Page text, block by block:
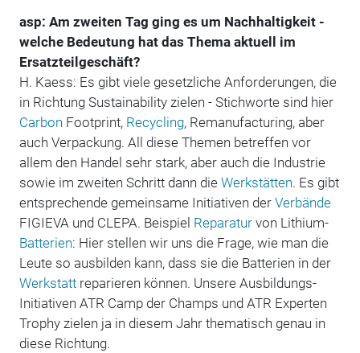
asp: Am zweiten Tag ging es um Nachhaltigkeit -
welche Bedeutung hat das Thema aktuell im
Ersatzteilgeschäft?
H. Kaess: Es gibt viele gesetzliche Anforderungen, die
in Richtung Sustainability zielen - Stichworte sind hier
Carbon Footprint, Recycling, Remanufacturing, aber
auch Verpackung. All diese Themen betreffen vor
allem den Handel sehr stark, aber auch die Industrie
sowie im zweiten Schritt dann die Werkstätten. Es gibt
entsprechende gemeinsame Initiativen der Verbände
FIGIEVA und CLEPA. Beispiel Reparaturvon Lithium-
Batterien: Hier stellen wir uns die Frage, wie man die
Leute so ausbilden kann, dass sie die Batterien in der
Werkstattreparieren können. Unsere Ausbildungs-
Initiativen ATR Camp der Champs und ATR Experten
Trophy zielen ja in diesem Jahr thematisch genau in
diese Richtung.